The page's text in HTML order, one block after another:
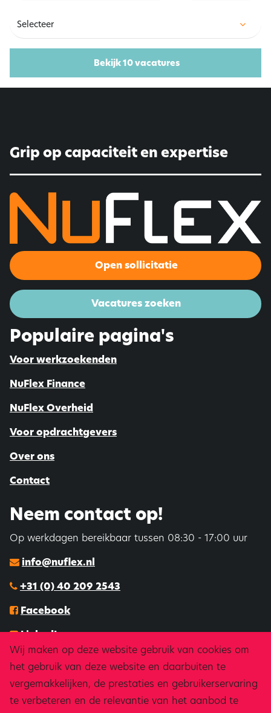
Bekijk 10 vacatures
Grip op capaciteit en expertise
Open sollicitatie
Vacatures zoeken
Populaire pagina's
Voor werkzoekenden
NuFlex Finance
NuFlex Overheid
Voor opdrachtgevers
Over ons
Contact
Neem contact op!
Op werkdagen bereikbaar tussen 08:30 - 17:00 uur
info@nuflex.nl
+31 (0) 40 209 2543
Facebook
LinkedIn
Instagram
Downloads & certificeringen
Wij maken op deze website gebruik van cookies om
het gebruik van deze website en daarbuiten te
vergemakkelijken, de prestaties en gebruikerservaring
te verbeteren en de relevantie van het aanbod te